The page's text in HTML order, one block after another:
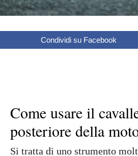
Condividi su Facebook
Come usare il
posteriore della
Si tratta di uno strumento